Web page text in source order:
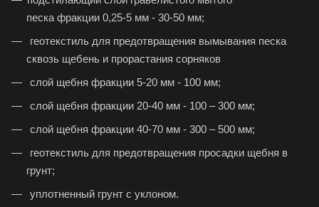
песка фракции 0,25-5 мм - 30-50 мм;
геотекстиль для предотвращения вымывания песка
сквозь щебень и прорастания сорняков
слой щебня фракции 5-20 мм - 100 мм;
слой щебня фракции 20-40 мм - 100 – 300 мм;
слой щебня фракции 40-70 мм - 300 – 500 мм;
геотекстиль для предотвращения просадки щебня в
грунт;
уплотненный грунт с уклоном.